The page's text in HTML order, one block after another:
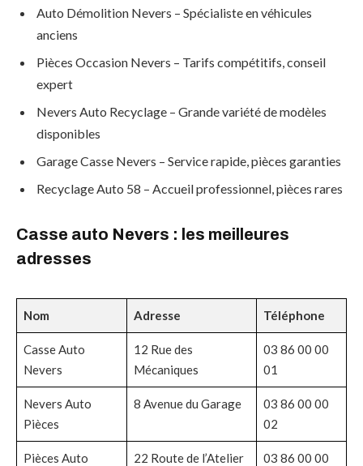
Auto Démolition Nevers – Spécialiste en véhicules
anciens
Pièces Occasion Nevers – Tarifs compétitifs, conseil
expert
Nevers Auto Recyclage – Grande variété de modèles
disponibles
Garage Casse Nevers – Service rapide, pièces garanties
Recyclage Auto 58 – Accueil professionnel, pièces rares
Casse auto Nevers : les meilleures
adresses
Nom Adresse Téléphone
Casse Auto
Nevers
12 Rue des
Mécaniques
03 86 00 00
01
Nevers Auto
Pièces
8 Avenue du Garage
03 86 00 00
02
Pièces Auto
22 Route de l’Atelier
03 86 00 00